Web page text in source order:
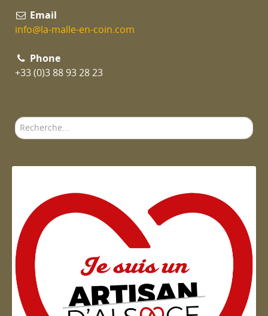
Email
info@la-malle-en-coin.com
Phone
+33 (0)3 88 93 28 23
Rechercher